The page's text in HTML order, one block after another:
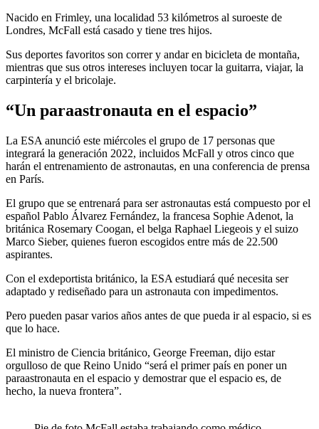
Nacido en Frimley, una localidad 53 kilómetros al suroeste de
Londres, McFall está casado y tiene tres hijos.
Sus deportes favoritos son correr y andar en bicicleta de montaña,
mientras que sus otros intereses incluyen tocar la guitarra, viajar, la
carpintería y el bricolaje.
“Un paraastronauta en el espacio”
La ESA anunció este miércoles el grupo de 17 personas que
integrará la generación 2022, incluidos McFall y otros cinco que
harán el entrenamiento de astronautas, en una conferencia de prensa
en París.
El grupo que se entrenará para ser astronautas está compuesto por el
español Pablo Álvarez Fernández, la francesa Sophie Adenot, la
británica Rosemary Coogan, el belga Raphael Liegeois y el suizo
Marco Sieber, quienes fueron escogidos entre más de 22.500
aspirantes.
Con el exdeportista británico, la ESA estudiará qué necesita ser
adaptado y rediseñado para un astronauta con impedimentos.
Pero pueden pasar varios años antes de que pueda ir al espacio, si es
que lo hace.
El ministro de Ciencia británico, George Freeman, dijo estar
orgulloso de que Reino Unido “será el primer país en poner un
paraastronauta en el espacio y demostrar que el espacio es, de
hecho, la nueva frontera”.